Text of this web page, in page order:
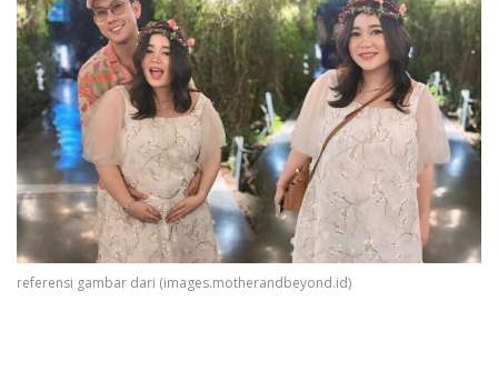
referensi gambar dari (images.motherandbeyond.id)